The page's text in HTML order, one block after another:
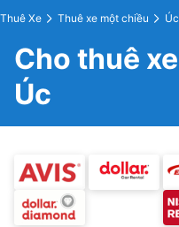
Thuê Xe Thuê xe một chiều Úc
Cho thuê
Úc